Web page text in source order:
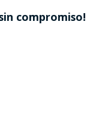
compromiso!